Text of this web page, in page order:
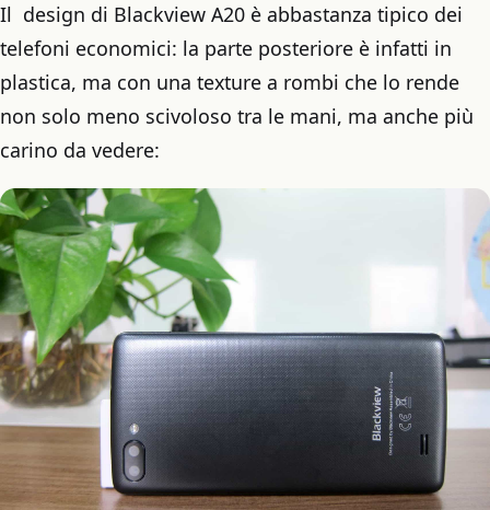
Il design di Blackview A20 è abbastanza tipico dei
telefoni economici: la parte posteriore è infatti in
plastica, ma con una texture a rombi che lo rende
non solo meno scivoloso tra le mani, ma anche più
carino da vedere: